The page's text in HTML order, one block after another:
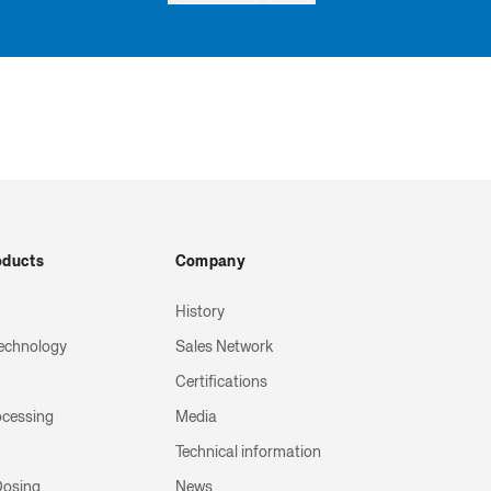
Company
History
Sales Network
Certifications
Media
Technical information
News